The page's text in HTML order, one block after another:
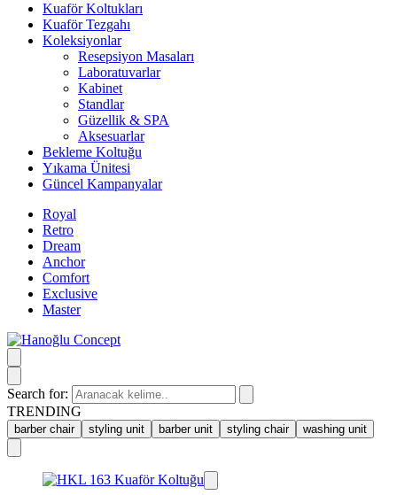
Kuaför Koltukları
Kuaför Tezgahı
Koleksiyonlar
Resepsiyon Masaları
Laboratuvarlar
Kabinet
Standlar
Güzellik & SPA
Aksesuarlar
Bekleme Koltuğu
Yıkama Ünitesi
Güncel Kampanyalar
Royal
Retro
Dream
Anchor
Comfort
Exclusive
Master
Search for:
TRENDING
barber chair styling unit barber unit styling chair washing unit